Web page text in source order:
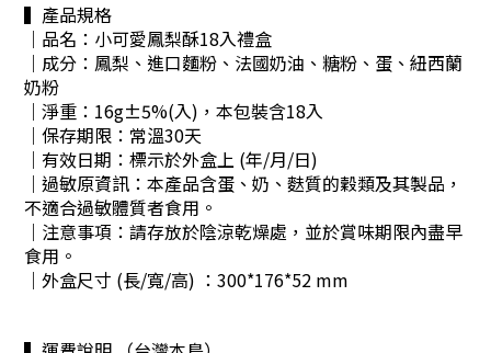
▍產品規格
｜品名：小可愛鳳梨酥18入禮盒
｜成分： 鳳梨、進口麵粉、法國奶油、糖粉、蛋、紐西蘭
奶粉
｜淨重：16g±5%(入)，本包裝含18入
｜保存期限：常溫30天
｜有效日期：標示於外盒上 (年/月/日)
｜過敏原資訊：本產品含蛋、奶、麩質的穀類及其製品，
不適合過敏體質者食用。
｜注意事項：請存放於陰涼乾燥處，並於賞味期限內盡早
食用。
｜外盒尺寸 (長/寬/高) ：300*176*52 mm